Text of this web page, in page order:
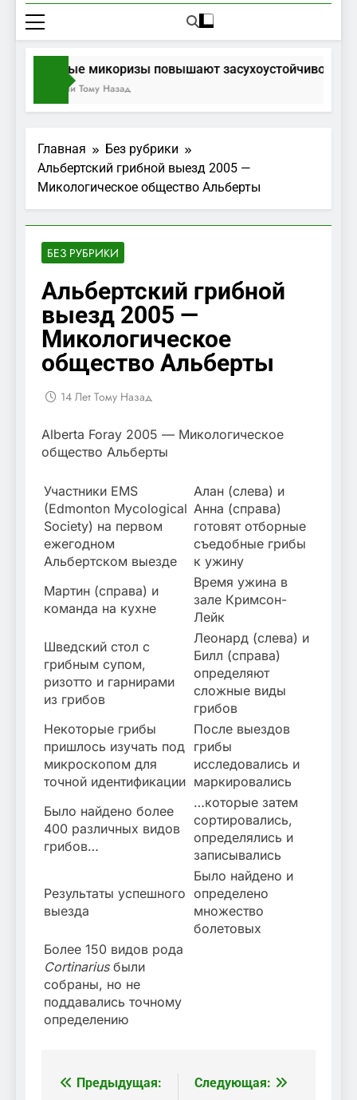
Грибные микоризы повышают засухоустойчивость
2 Недели Тому Назад
Главная
Без рубрики
Альбертский грибной выезд 2005 —
Микологическое общество Альберты
БЕЗ РУБРИКИ
Альбертский грибной
выезд 2005 —
Микологическое
общество Альберты
14 Лет Тому Назад
Alberta Foray 2005 — Микологическое
общество Альберты
Участники EMS
(Edmonton Mycological
Society) на первом
ежегодном
Альбертском выезде
Алан (слева) и
Анна (справа)
готовят отборные
съедобные грибы
к ужину
Мартин (справа) и
команда на кухне
Время ужина в
зале Кримсон-
Лейк
Шведский стол с
грибным супом,
ризотто и гарнирами
из грибов
Леонард (слева) и
Билл (справа)
определяют
сложные виды
грибов
Некоторые грибы
пришлось изучать под
микроскопом для
точной идентификации
После выездов
грибы
исследовались и
маркировались
Было найдено более
400 различных видов
грибов…
…которые затем
сортировались,
определялись и
записывались
Результаты успешного
выезда
Было найдено и
определено
множество
болетовых
Более 150 видов рода
Cortinariusбыли
собраны, но не
поддавались точному
определению
Навигация
Предыдущая:
Следующая: